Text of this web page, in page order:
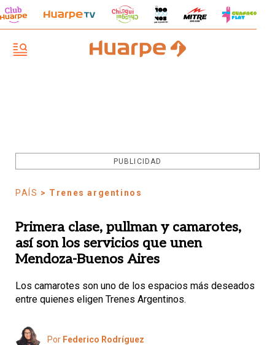
PUBLICIDAD
PAÍS > Trenes argentinos
Primera clase, pullman y camarotes,
así son los servicios que unen
Mendoza-Buenos Aires
Los camarotes son uno de los espacios más deseados
entre quienes eligen Trenes Argentinos.
Por Federico Rodríguez